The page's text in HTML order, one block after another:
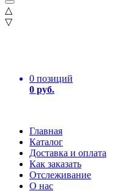
△
▽
0 позиций
0 руб.
Главная
Каталог
Доставка и оплата
Как заказать
Отслеживание
О нас